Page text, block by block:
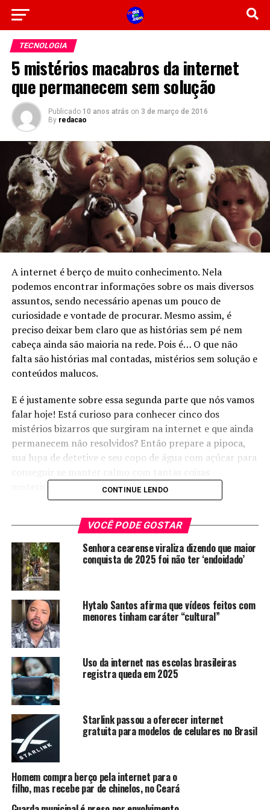
TECNOLOGIA
5 mistérios macabros da internet
que permanecem sem solução
Publicado 10 anos atrás on 3 de março de 2016
By redacao
A internet é berço de muito conhecimento. Nela
podemos encontrar informações sobre os mais diversos
assuntos, sendo necessário apenas um pouco de
curiosidade e vontade de procurar. Mesmo assim, é
preciso deixar bem claro que as histórias sem pé nem
cabeça ainda são maioria na rede. Pois é… O que não
falta são histórias mal contadas, mistérios sem solução e
conteúdos malucos.
E é justamente sobre essa segunda parte que nós vamos
falar hoje! Está curioso para conhecer cinco dos
mistérios bizarros que surgiram na internet e que ainda
permanecem não resolvidos? Então prepare a pipoca,
sua lupa de detetive e seu copo de água com açúcar para
Em 2011, uma mulher chamada Karin Catherine
Waldegrave começou a agir de uma maneira muito
estranha em seu perfil no Facebook. Sem alertas de
qualquer desordem psicológica anterior, ela começou a
dedicar cerca de 12 horas por dia para responder às
mensagens que ela mesmo postava na rede social —
havendo pouca ou nenhuma interação com outras
pessoas.
CONTINUE LENDO
VOCÊ PODE GOSTAR
Senhora cearense viraliza dizendo que maior
conquista de 2025 foi não ter ‘endoidado’
Hytalo Santos afirma que vídeos feitos com
menores tinham caráter “cultural”
Uso da internet nas escolas brasileiras
registra queda em 2025
Starlink passou a oferecer internet
gratuita para modelos de celulares no Brasil
Homem compra berço pela internet para o
filho, mas recebe par de chinelos, no Ceará